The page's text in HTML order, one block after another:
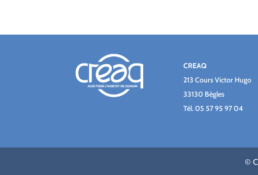
CREAQ
213 Cours Victor Hugo
33130 Bègles
Tél.05 57 95 97 04
©